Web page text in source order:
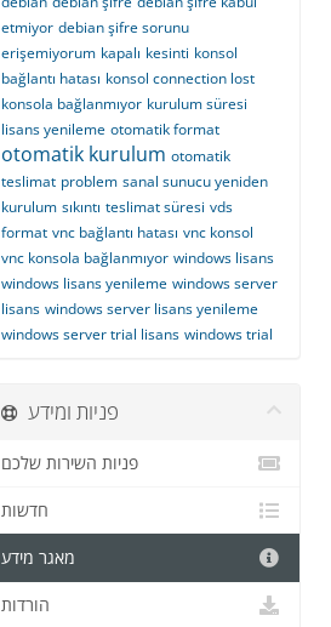
etmiyor debian şifre sorunu
erişemiyorum kapalı kesinti konsol
bağlantı hatası konsol connection lost
konsola bağlanmıyor kurulum süresi
lisans yenileme otomatik format
otomatik kurulum otomatik
teslimat problem sanal sunucu yeniden
kurulum sıkıntı teslimat süresi vds
format vnc bağlantı hatası vnc konsol
vnc konsola bağlanmıyor windows lisans
windows lisans yenileme windows server
lisans windows server lisans yenileme
windows server trial lisans windows trial
פניות ומידע
פניות השירות שלכם
חדשות
מאגר מידע
הורדות